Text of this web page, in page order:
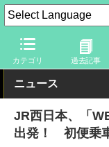
カテゴリ 過去記事
トラベル Watch 企業
ニュース
JR西日本、「
出発！ 初便乗